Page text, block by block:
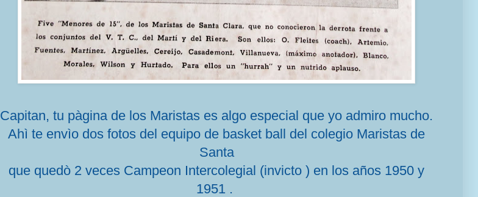
Capitan, tu pàgina de los Maristas es algo especial que yo admiro mucho.
Ahì te envìo dos fotos del equipo de basket ball del colegio Maristas de
Santa
que quedò 2 veces Campeon Intercolegial (invicto ) en los años 1950 y
1951 .